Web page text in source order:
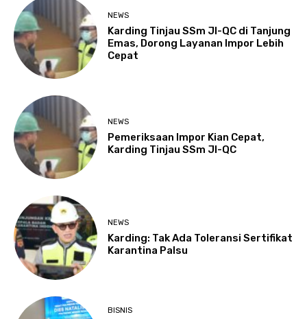
NEWS
Karding Tinjau SSm JI-QC di Tanjung
Emas, Dorong Layanan Impor Lebih
Cepat
NEWS
Pemeriksaan Impor Kian Cepat,
Karding Tinjau SSm JI-QC
NEWS
Karding: Tak Ada Toleransi Sertifikat
Karantina Palsu
BISNIS